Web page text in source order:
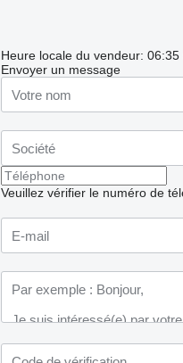
Heure locale du vendeur: 06:35
Envoyer un message
Veuillez vérifier le numéro de